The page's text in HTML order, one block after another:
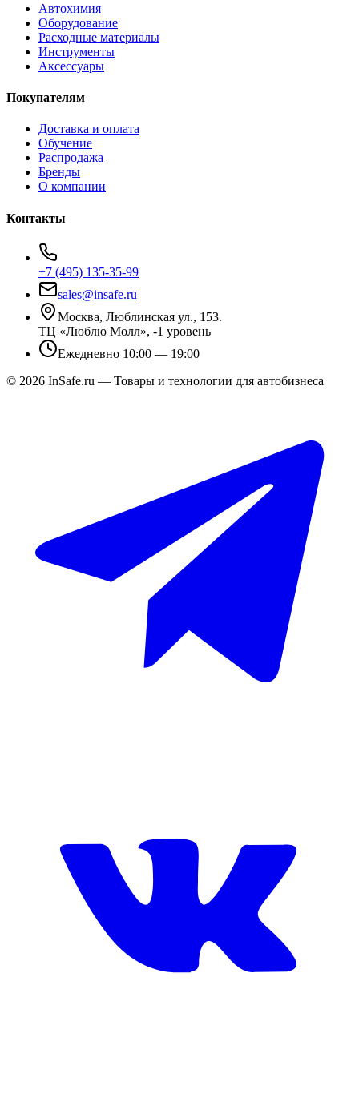
Автохимия
Оборудование
Расходные материалы
Инструменты
Аксессуары
Покупателям
Доставка и оплата
Обучение
Распродажа
Бренды
О компании
Контакты
+7 (495) 135-35-99
sales@insafe.ru
Москва, Люблинская ул., 153.
ТЦ «Люблю Молл», -1 уровень
Ежедневно 10:00 — 19:00
© 2026 InSafe.ru — Товары и технологии для автобизнеса